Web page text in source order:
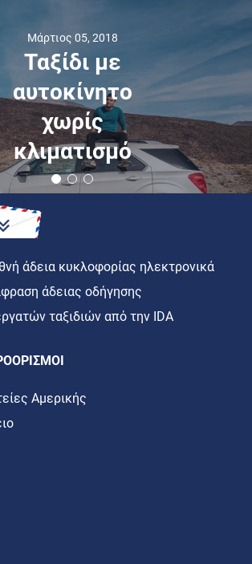
Μάρτιος 05, 2018
Ταξίδι με
αυτοκίνητο
χωρίς
κλιματισμό
άδεια κυκλοφορίας ηλεκτρονικά
άδειας οδήγησης
ταξιδιών από την IDA
Αμερικής